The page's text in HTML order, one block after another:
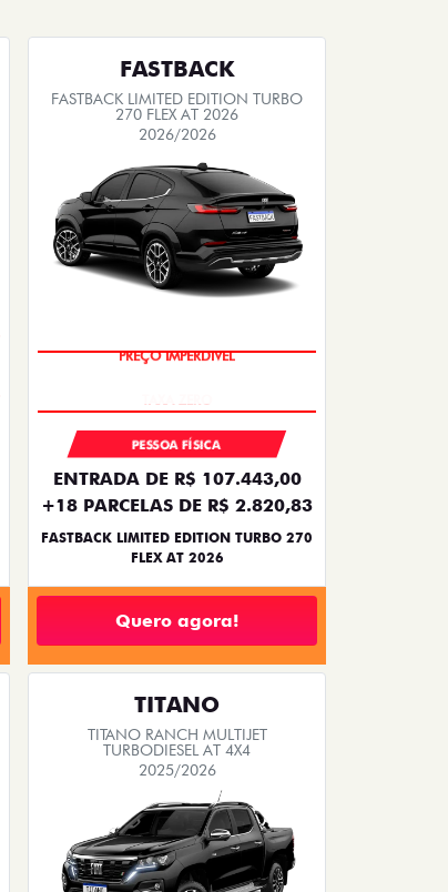
FASTBACK
FASTBACK LIMITED EDITION TURBO
270 FLEX AT 2026
2026/2026
PREÇO IMPERDÍVEL
PESSOA FÍSICA
ENTRADA DE R$ 107.443,00
+18 PARCELAS DE R$ 2.820,83
FASTBACK LIMITED EDITION TURBO 270
FLEX AT 2026
Quero agora!
TITANO
TITANO RANCH MULTIJET
TURBODIESEL AT 4X4
2025/2026